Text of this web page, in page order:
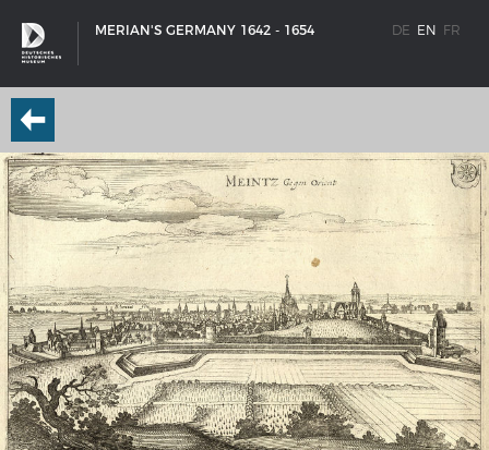
MERIAN'S GERMANY 1642 - 1654 DE EN FR
SHIP TYPES